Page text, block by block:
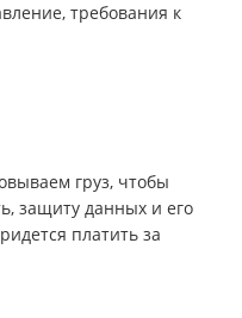
требования к
груз, чтобы
защиту данных и его
платить за